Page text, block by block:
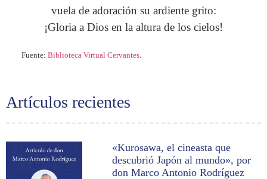
Artículos recientes
«Kurosawa, el cineasta que
descubrió Japón al mundo», por
don Marco Antonio Rodríguez
vuela de adoración su ardiente grito:
¡Gloria a Dios en la altura de los cielos!
Fuente: Biblioteca Virtual Cervantes.